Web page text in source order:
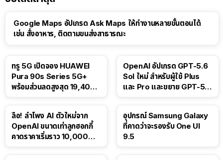
Google Maps อัปเกรด Ask Maps ให้ทำงานหลายขั้นตอนได้
เช่น สั่งอาหาร, ติดตามขนส่งสาธารณะ
ทรู 5G เปิดจอง HUAWEI
Pura 90s Series 5G+
พร้อมส่วนลดสูงสุด 19,400
OpenAI อัปเกรด GPT-5.6
Sol ใหม่ สำหรับผู้ใช้ Plus
และ Pro และขยาย GPT-5.6
ลือ! ลำโพง AI ตัวใหม่จาก
OpenAI ขนาดเท่าลูกฮอกกี้
คาดราคาเริ่มราว 10,000
อุปกรณ์ Samsung Galaxy
ที่คาดว่าจะรองรับ One UI
9.5